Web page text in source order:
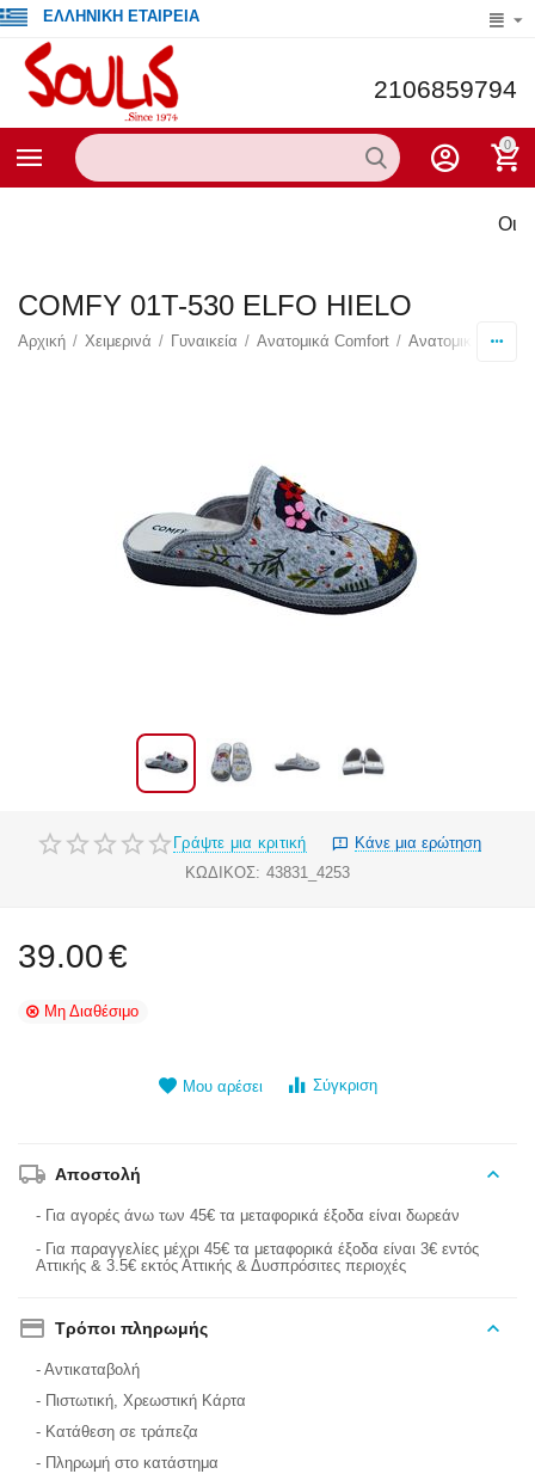
ΕΛΛΗΝΙΚΗ ΕΤΑΙΡΕΙΑ
2106859794
0
Οι
COMFY 01T-530 ELFO HIELO
Αρχική / Χειμερινά / Γυναικεία / Ανατομικά Comfort / Ανατομικές
Γράψτε μια κριτική
Κάνε μια ερώτηση
ΚΩΔΙΚΟΣ: 43831_4253
39.00€
Μη Διαθέσιμο
Μου αρέσει Σύγκριση
Αποστολή
- Για αγορές άνω των 45€ τα μεταφορικά έξοδα είναι δωρεάν
- Για παραγγελίες μέχρι 45€ τα μεταφορικά έξοδα είναι 3€ εντός
Αττικής & 3.5€ εκτός Αττικής & Δυσπρόσιτες περιοχές
Τρόποι πληρωμής
- Αντικαταβολή
- Πιστωτική, Χρεωστική Κάρτα
- Κατάθεση σε τράπεζα
- Πληρωμή στο κατάστημα